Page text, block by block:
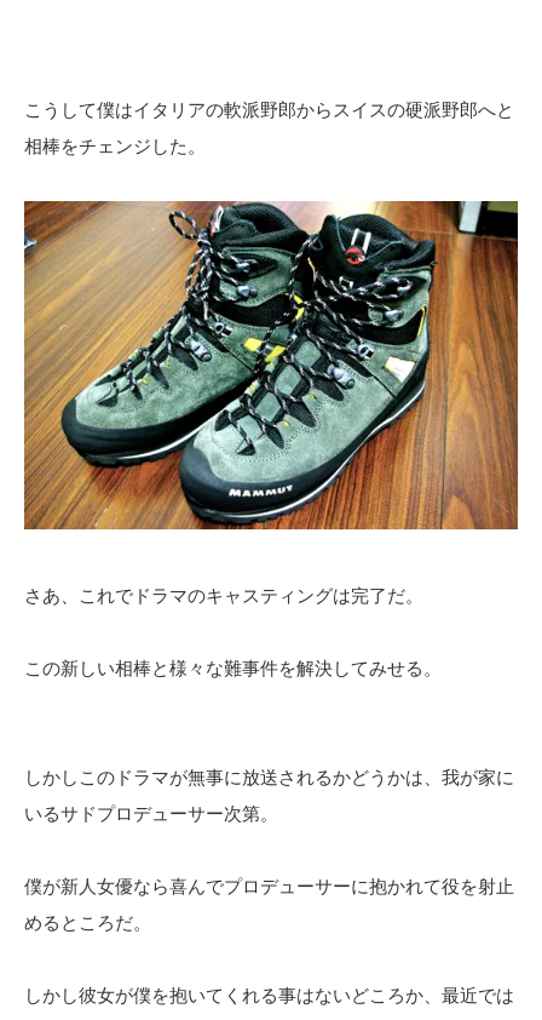
こうして僕はイタリアの軟派野郎からスイスの硬派野郎へと
相棒をチェンジした。
さあ、これでドラマのキャスティングは完了だ。
この新しい相棒と様々な難事件を解決してみせる。
しかしこのドラマが無事に放送されるかどうかは、我が家に
いるサドプロデューサー次第。
僕が新人女優なら喜んでプロデューサーに抱かれて役を射止
めるところだ。
しかし彼女が僕を抱いてくれる事はないどころか、最近では